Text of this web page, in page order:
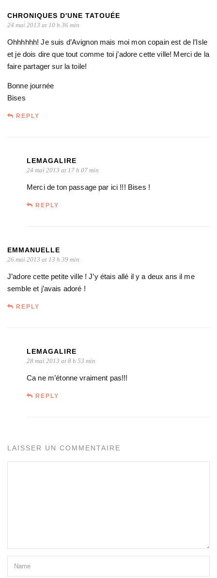
CHRONIQUES D'UNE TATOUÉE
24 mai 2013 at 10 h 36 min
Ohhhhhh! Je suis d’Avignon mais moi mon copain est de l’Isle
et je dois dire que tout comme toi j’adore cette ville! Merci de la
faire partager sur la toile!
Bonne journée
Bises
REPLY
LEMAGALIRE
24 mai 2013 at 17 h 07 min
Merci de ton passage par ici !!! Bises !
REPLY
EMMANUELLE
26 mai 2013 at 13 h 39 min
J’adore cette petite ville ! J’y étais allé il y a deux ans il me
semble et j’avais adoré !
REPLY
LEMAGALIRE
28 mai 2013 at 8 h 53 min
Ca ne m’étonne vraiment pas!!!
REPLY
LAISSER UN COMMENTAIRE